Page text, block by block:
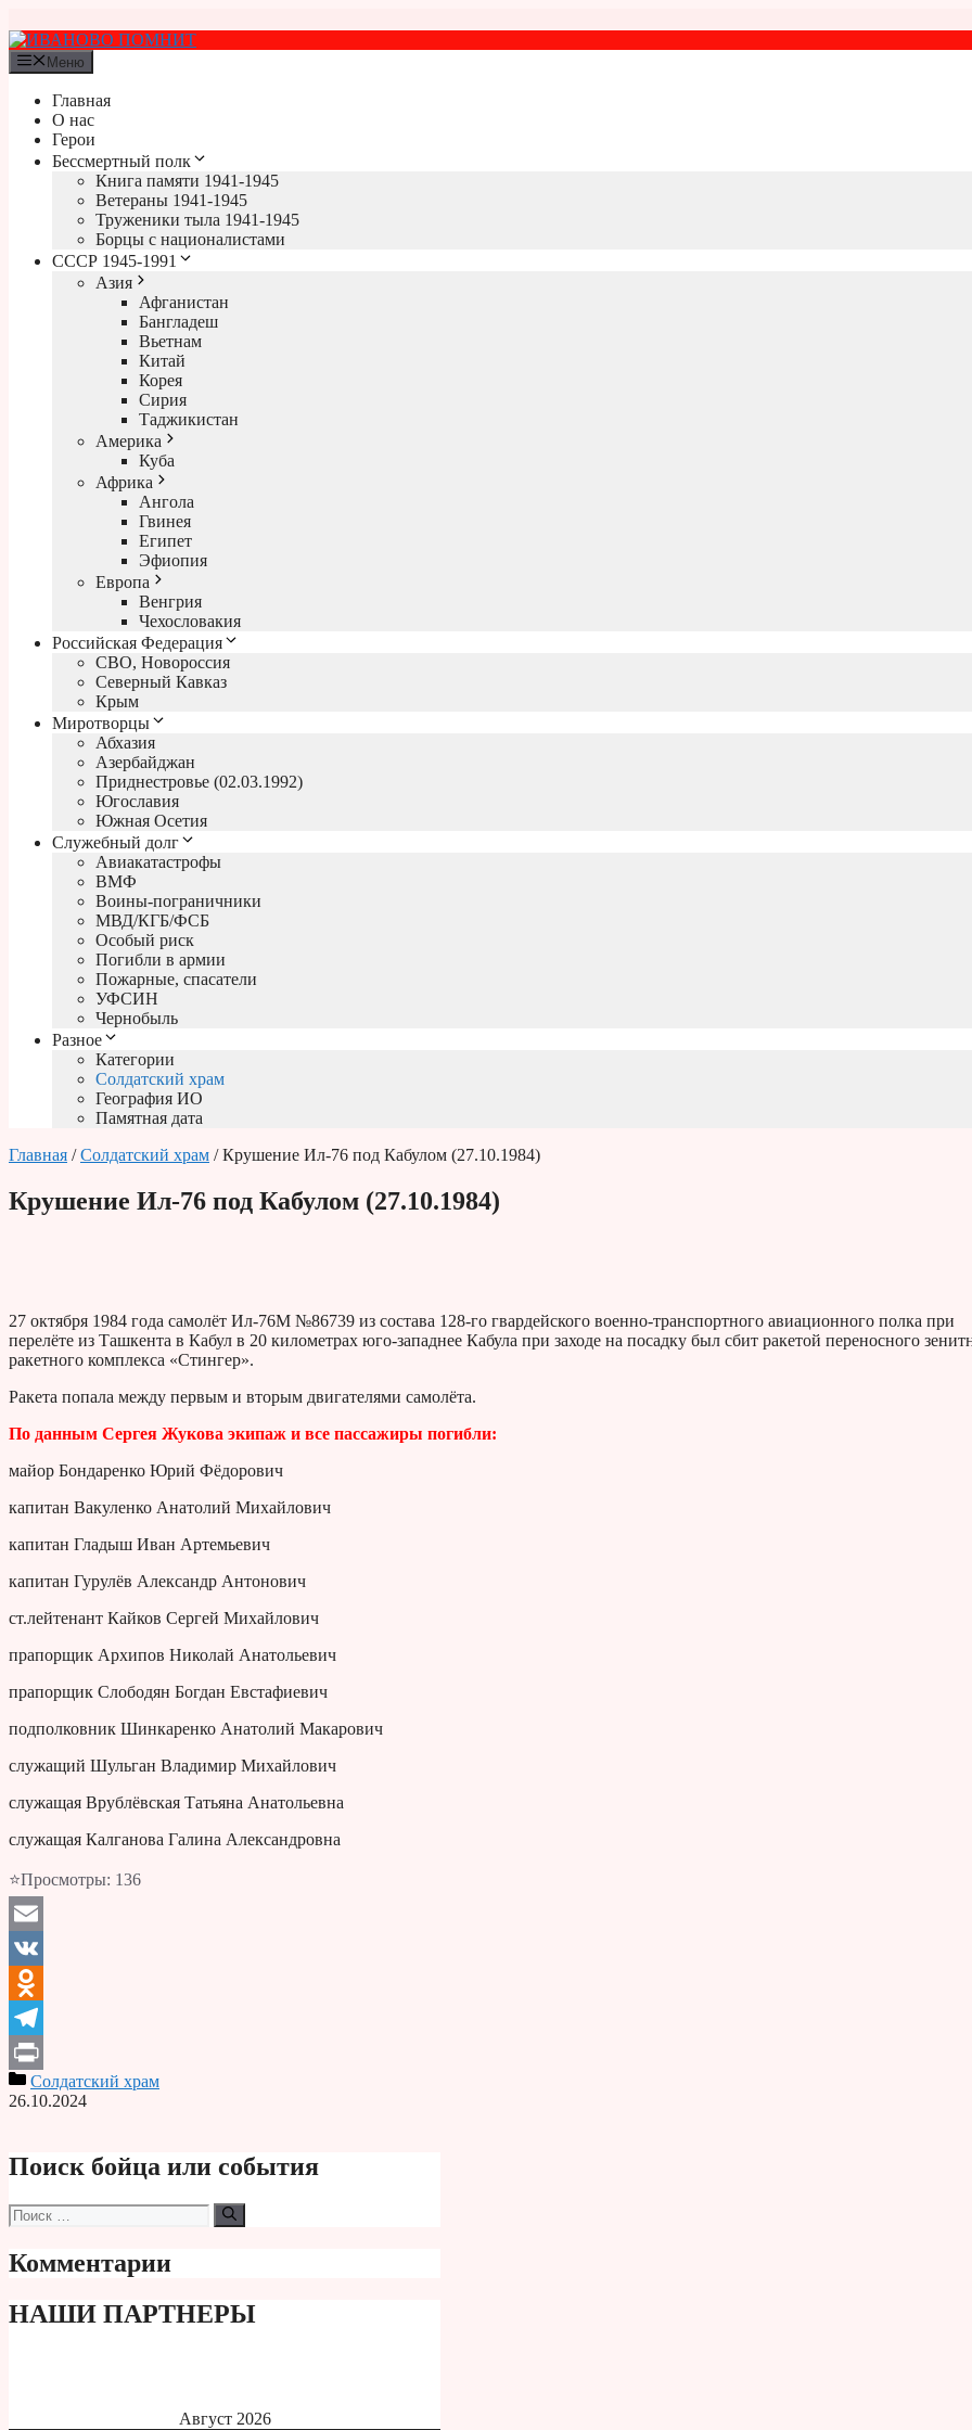
к
содержимому
Меню
Главная
О нас
Герои
Бессмертный полк
Книга памяти 1941-1945
Ветераны 1941-1945
Труженики тыла 1941-1945
Борцы с националистами
СССР 1945-1991
Азия
Афганистан
Бангладеш
Вьетнам
Китай
Корея
Сирия
Таджикистан
Америка
Куба
Африка
Ангола
Гвинея
Египет
Эфиопия
Европа
Венгрия
Чехословакия
Российская Федерация
СВО, Новороссия
Северный Кавказ
Крым
Миротворцы
Абхазия
Азербайджан
Приднестровье (02.03.1992)
Югославия
Южная Осетия
Служебный долг
Авиакатастрофы
ВМФ
Воины-пограничники
МВД/КГБ/ФСБ
Особый риск
Погибли в армии
Пожарные, спасатели
УФСИН
Чернобыль
Разное
Категории
Солдатский храм
География ИО
Памятная дата
Главная /Солдатский храм / Крушение Ил-76 под Кабулом (27.10.1984)
Крушение Ил-76 под Кабулом (27.10.1984)
27 октября 1984 года самолёт Ил-76М №86739 из состава 128-го гвардейского военно-транспортного авиационного полка при
перелёте из Ташкента в Кабул в 20 километрах юго-западнее Кабула при заходе на посадку был сбит ракетой переносного
ракетного комплекса «Стингер».
Ракета попала между первым и вторым двигателями самолёта.
По данным Сергея Жукова экипаж и все пассажиры погибли:
майор Бондаренко Юрий Фёдорович
капитан Вакуленко Анатолий Михайлович
капитан Гладыш Иван Артемьевич
капитан Гурулёв Александр Антонович
ст.лейтенант Кайков Сергей Михайлович
прапорщик Архипов Николай Анатольевич
прапорщик Слободян Богдан Евстафиевич
подполковник Шинкаренко Анатолий Макарович
служащий Шульган Владимир Михайлович
служащая Врублёвская Татьяна Анатольевна
служащая Калганова Галина Александровна
⭐Просмотры: 136
Email
VK
Odnoklassniki
Telegram
PrintСолдатский храм
26.10.2024
Поиск бойца или события
Поиск:
Комментарии
НАШИ ПАРТНЕРЫ
Август 2026